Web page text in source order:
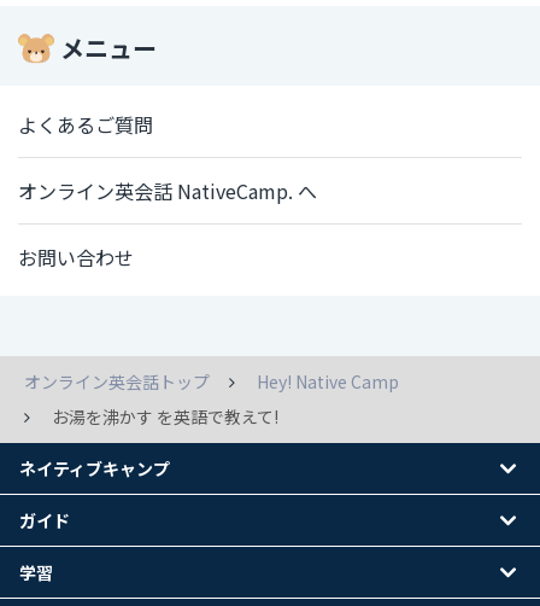
メニュー
よくあるご質問
オンライン英会話 NativeCamp. へ
お問い合わせ
オンライン英会話トップ
Hey! Native Camp
お湯を沸かす を英語で教えて!
ネイティブキャンプ
ガイド
学習